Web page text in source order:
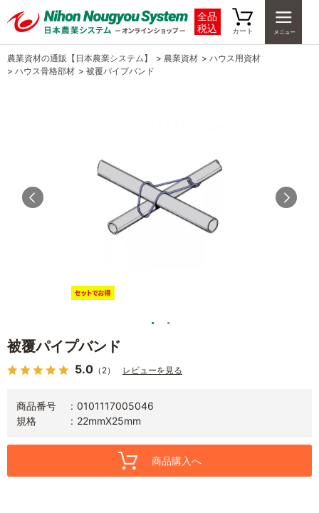
全品
税込
カート
農業資材の通販【日本農業システム】 > 農業資材 > ハウス用資材
> ハウス骨格部材 > 被覆パイプバンド
被覆パイプバンド
5.0 （2） レビューを見る
商品番号
0101117005046
規格
22mmX25mm
商品購入へ